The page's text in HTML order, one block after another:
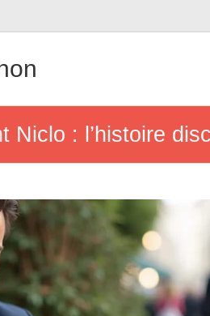
Niclo : l’histoire